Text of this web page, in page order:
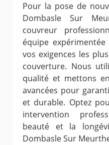
Pour la pose de
Dombasle Sur
couvreur
équipe
vos exigences les
couverture. Nous
qualité et mettons
avancées pour
et durable. Optez
intervention
beauté et la
Dombasle Sur